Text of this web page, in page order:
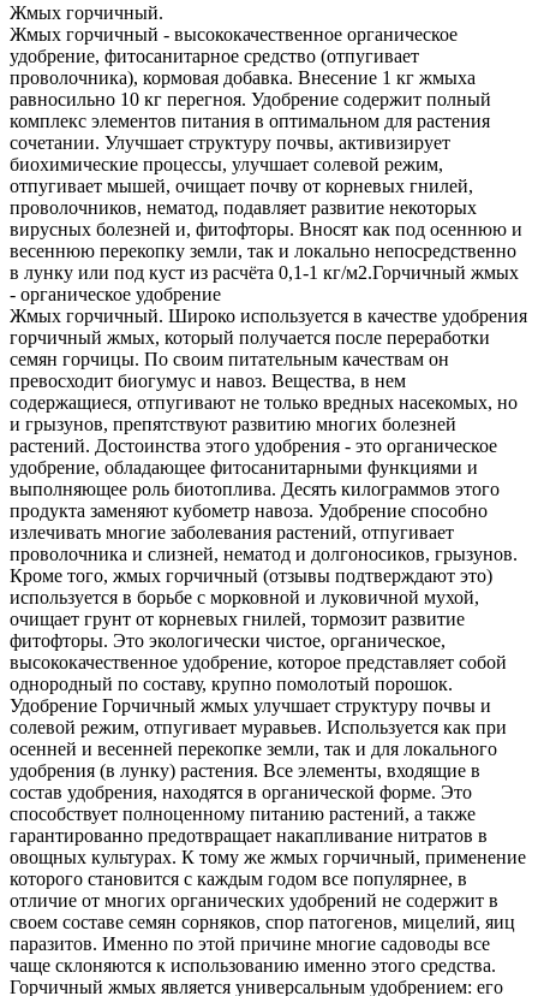
Жмых горчичный.
Жмых горчичный - высококачественное органическое
удобрение, фитосанитарное средство (отпугивает
проволочника), кормовая добавка. Внесение 1 кг жмыха
равносильно 10 кг перегноя. Удобрение содержит полный
комплекс элементов питания в оптимальном для растения
сочетании. Улучшает структуру почвы, активизирует
биохимические процессы, улучшает солевой режим,
отпугивает мышей, очищает почву от корневых гнилей,
проволочников, нематод, подавляет развитие некоторых
вирусных болезней и, фитофторы. Вносят как под осеннюю и
весеннюю перекопку земли, так и локально непосредственно
в лунку или под куст из расчёта 0,1-1 кг/м2.Горчичный жмых
- органическое удобрение
Жмых горчичный. Широко используется в качестве удобрения
горчичный жмых, который получается после переработки
семян горчицы. По своим питательным качествам он
превосходит биогумус и навоз. Вещества, в нем
содержащиеся, отпугивают не только вредных насекомых, но
и грызунов, препятствуют развитию многих болезней
растений. Достоинства этого удобрения - это органическое
удобрение, обладающее фитосанитарными функциями и
выполняющее роль биотоплива. Десять килограммов этого
продукта заменяют кубометр навоза. Удобрение способно
излечивать многие заболевания растений, отпугивает
проволочника и слизней, нематод и долгоносиков, грызунов.
Кроме того, жмых горчичный (отзывы подтверждают это)
используется в борьбе с морковной и луковичной мухой,
очищает грунт от корневых гнилей, тормозит развитие
фитофторы. Это экологически чистое, органическое,
высококачественное удобрение, которое представляет собой
однородный по составу, крупно помолотый порошок.
Удобрение Горчичный жмых улучшает структуру почвы и
солевой режим, отпугивает муравьев. Используется как при
осенней и весенней перекопке земли, так и для локального
удобрения (в лунку) растения. Все элементы, входящие в
состав удобрения, находятся в органической форме. Это
способствует полноценному питанию растений, а также
гарантированно предотвращает накапливание нитратов в
овощных культурах. К тому же жмых горчичный, применение
которого становится с каждым годом все популярнее, в
отличие от многих органических удобрений не содержит в
своем составе семян сорняков, спор патогенов, мицелий, яиц
паразитов. Именно по этой причине многие садоводы все
чаще склоняются к использованию именно этого средства.
Горчичный жмых является универсальным удобрением: его